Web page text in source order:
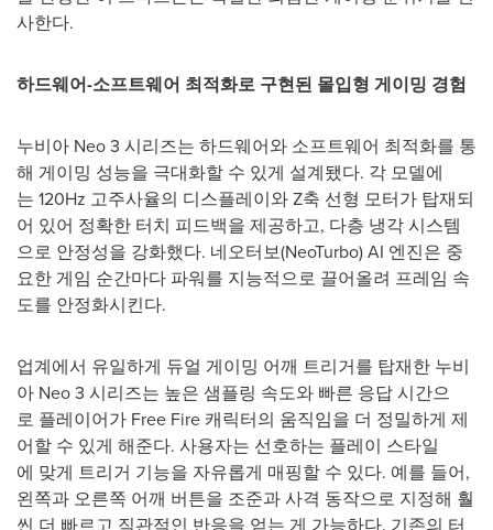
사한다.
하드웨어-소프트웨어 최적화로 구현된 몰입형 게이밍 경험
누비아 Neo 3 시리즈는 하드웨어와 소프트웨어 최적화를 통
해 게이밍 성능을 극대화할 수 있게 설계됐다. 각 모델에
는 120Hz 고주사율의 디스플레이와 Z축 선형 모터가 탑재되
어 있어 정확한 터치 피드백을 제공하고, 다층 냉각 시스템
으로 안정성을 강화했다. 네오터보(NeoTurbo) AI 엔진은 중
요한 게임 순간마다 파워를 지능적으로 끌어올려 프레임 속
도를 안정화시킨다.
업계에서 유일하게 듀얼 게이밍 어깨 트리거를 탑재한 누비
아 Neo 3 시리즈는 높은 샘플링 속도와 빠른 응답 시간으
로 플레이어가 Free Fire 캐릭터의 움직임을 더 정밀하게 제
어할 수 있게 해준다. 사용자는 선호하는 플레이 스타일
에 맞게 트리거 기능을 자유롭게 매핑할 수 있다. 예를 들어,
왼쪽과 오른쪽 어깨 버튼을 조준과 사격 동작으로 지정해 훨
씬 더 빠르고 직관적인 반응을 얻는 게 가능하다. 기존의 터